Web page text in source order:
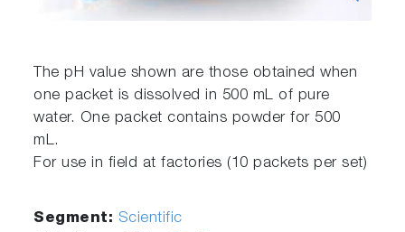
The pH value shown are those obtained when
one packet is dissolved in 500 mL of pure
water. One packet contains powder for 500
mL.
For use in field at factories (10 packets per set)
Segment: Scientific